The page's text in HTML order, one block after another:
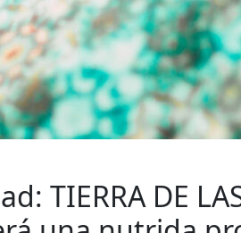
TIERRA DE